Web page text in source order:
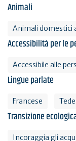
Animali
Animali domestici
Accessibilità per le
Accessibile alle
Lingue parlate
Francese
Transizione
Incoraggia gli